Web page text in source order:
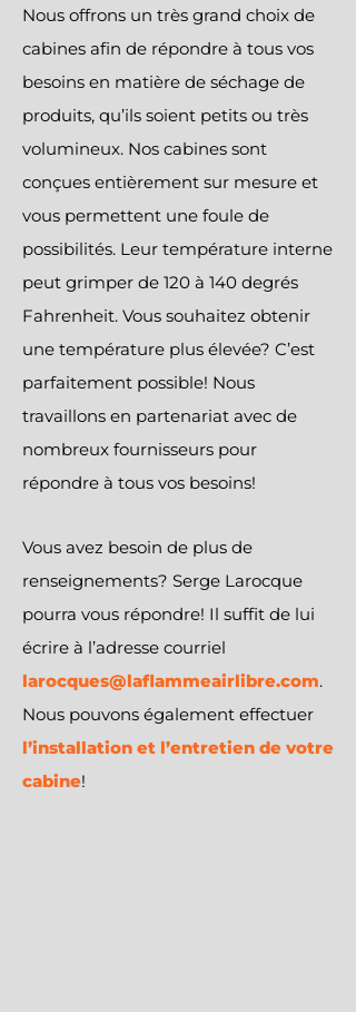
Nous offrons un très grand choix de
cabines afin de répondre à tous vos
besoins en matière de séchage de
produits, qu’ils soient petits ou très
volumineux. Nos cabines sont
conçues entièrement sur mesure et
vous permettent une foule de
possibilités. Leur température interne
peut grimper de 120 à 140 degrés
Fahrenheit. Vous souhaitez obtenir
une température plus élevée? C’est
parfaitement possible! Nous
travaillons en partenariat avec de
nombreux fournisseurs pour
répondre à tous vos besoins!
Vous avez besoin de plus de
renseignements? Serge Larocque
pourra vous répondre! Il suffit de lui
écrire à l’adresse courriel
larocques@laflammeairlibre.com.
Nous pouvons également effectuer
l’installation et l’entretien de votre
cabine!